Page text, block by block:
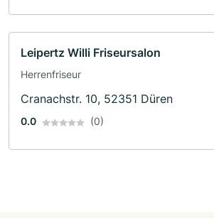
Leipertz Willi Friseursalon
Herrenfriseur
Cranachstr. 10, 52351 Düren
0.0 (0)